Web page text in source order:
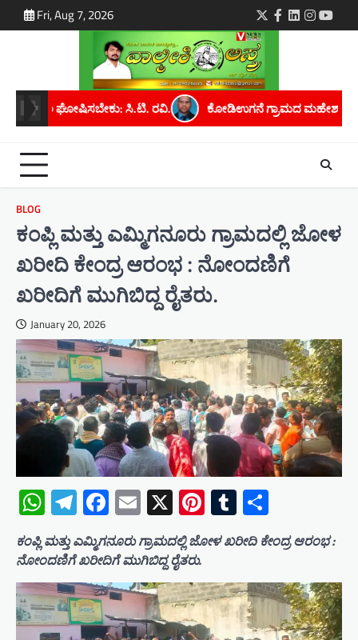
to
Fri, Aug 7, 2026 Twitter
Facebook
LinkedIn
ಕೋಡಿಉಗನೆ ಗ್ರಾಮದ ಮಹೇಶ್ ಕೆ. ಅವರಿಗೆ ಮೈಸೂರು
BLOG
ಕಂಪ್ಲಿ ಮತ್ತು ಎಮ್ಮಿಗನೂರು ಗ್ರಾಮದಲ್ಲಿ ಜೋಳ
ಖರೀದಿ ಕೇಂದ್ರ ಆರಂಭ : ನೋಂದಣಿಗೆ
ಖರೀದಿಗೆ ಮುಗಿಬಿದ್ದ ರೈತರು.
January 20, 2026
WhatsApp
Telegram
Facebook
Email
X Pinterest
Tumblr
ಕಂಪ್ಲಿ ಮತ್ತು ಎಮ್ಮಿಗನೂರು ಗ್ರಾಮದಲ್ಲಿ ಜೋಳ ಖರೀದಿ ಕೇಂದ್ರ ಆರಂಭ :
ನೋಂದಣಿಗೆ ಖರೀದಿಗೆ ಮುಗಿಬಿದ್ದ ರೈತರು.